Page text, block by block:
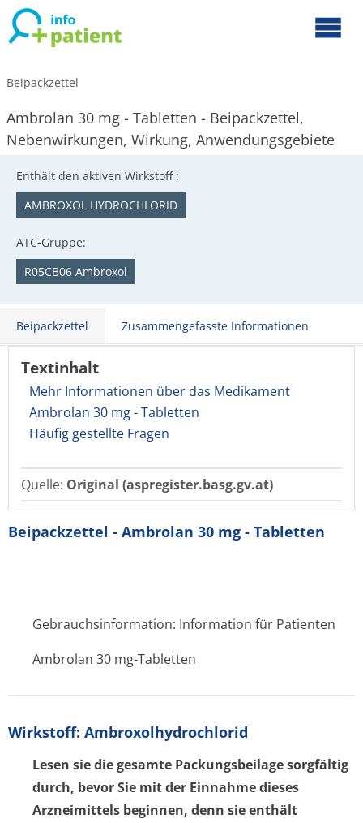
Beipackzettel
Ambrolan 30 mg - Tabletten - Beipackzettel,
Nebenwirkungen, Wirkung, Anwendungsgebiete
Enthält den aktiven Wirkstoff :
AMBROXOL HYDROCHLORID
ATC-Gruppe:
R05CB06 Ambroxol
Beipackzettel Zusammengefasste Informationen
Textinhalt
Mehr Informationen über das Medikament
Ambrolan 30 mg - Tabletten
Häufig gestellte Fragen
Quelle: Original (aspregister.basg.gv.at)
Beipackzettel - Ambrolan 30 mg - Tabletten
Gebrauchsinformation: Information für Patienten
Ambrolan 30 mg-Tabletten
Wirkstoff: Ambroxolhydrochlo­rid
Lesen sie die gesamte Packungsbeilage sorgfältig
durch, bevor Sie mit der Einnahme dieses
Arzneimittels beginnen, denn sie enthält